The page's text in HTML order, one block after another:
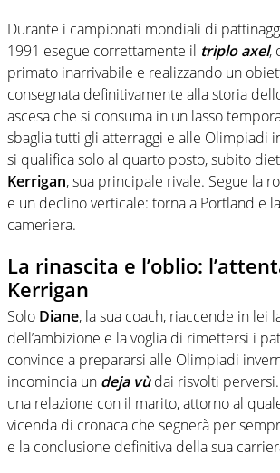
Durante i campionati mondiali di
1991 esegue correttamente il triplo axel,
primato inarrivabile e realizzando un
consegnata definitivamente alla storia
ascesa che si consuma in un lasso
sbaglia tutti gli atterraggi e alle Olimpiadi
si qualifica solo al quarto posto, subito
Kerrigan, sua principale rivale. Segue la
e un declino verticale: torna a Portland e
cameriera.
La rinascita e l’oblio:
Kerrigan
Solo Diane, la sua coach, riaccende in lei
dell’ambizione e la voglia di rimettersi i
convince a prepararsi alle Olimpiadi
incomincia un deja vùdai risvolti perversi.
una relazione con il marito, attorno al
vicenda di cronaca che segnerà per
e la conclusione definitiva della sua